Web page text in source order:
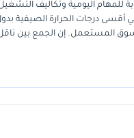
للمهام اليومية وتكاليف
أقسى درجات الحرارة الصيفية
المستعمل. إن الجمع بين ناقل